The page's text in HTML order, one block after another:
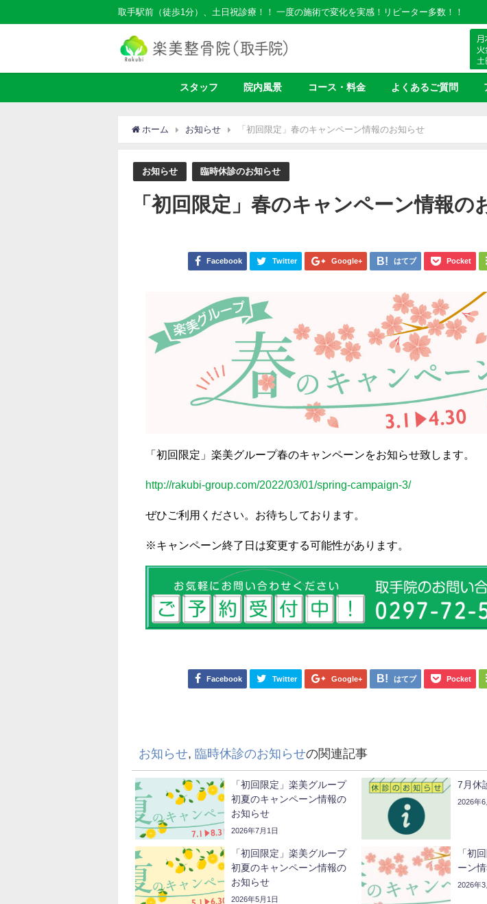
取手駅前（徒歩1分）、土日祝診療！！ 一度の施術で変化を実感！リピーター多数！！
スタッフ 院内風景 コース・料金 よくあるご質問
ホーム お知らせ 「初回限定」春のキャンペーン情報のお知らせ
お知らせ 臨時休診のお知らせ
「初回限定」春のキャンペーン情報の
Facebook Twitter Google+ はてブ Pocket
「初回限定」楽美グループ春のキャンペーンをお知らせ致します。
http://rakubi-group.com/2022/03/01/spring-campaign-3/
ぜひご利用ください。お待ちしております。
※キャンペーン終了日は変更する可能性があります。
Facebook Twitter Google+ はてブ Pocket
お知らせ, 臨時休診のお知らせの関連記事
「初回限定」楽美グループ
初夏のキャンペーン情報の
お知らせ
2026年7月1日
7月休
2026年6
「初回限定」楽美グループ
初夏のキャンペーン情報の
お知らせ
2026年5月1日
「初
ーン
2026年3